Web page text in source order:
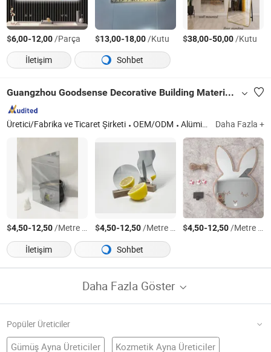
$6,00-12,00/Parça $13,00-18,00/Kutu $38,00-50,00/Kutu
İletişim
Sohbet
Guangzhou Goodsense Decorative Building Materials Co., Ltd.
Üretici/Fabrika ve Ticaret Şirketi OEM/ODM Alüminyum Kompozit Panel, ACP Karolar, Alüminyum Çekirdek Kompozit Panel, CEP Tahtası, PVC Duvar Paneli Daha Fazla +
$4,50-12,50/Metre kare $4,50-12,50/Metre kare $4,50-12,50/Metre kare
İletişim
Sohbet
Daha Fazla Göster
Popüler Üreticiler
Gümüş Ayna Üreticiler Kozmetik Ayna Üreticiler